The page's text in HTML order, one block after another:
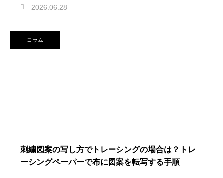
2026.06.28
コラム
刺繍図案の写し方でトレーシングの場合は？トレ
ーシングペーパーで布に図案を転写する手順